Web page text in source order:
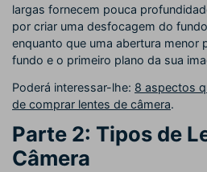
largas fornecem pouca
por criar uma desfocagem do
enquanto que uma abertura menor
fundo e o primeiro plano da sua
Poderá interessar-lhe: 8 aspectos
de comprar lentes de câmera.
Parte 2: Tipos de
Câmera